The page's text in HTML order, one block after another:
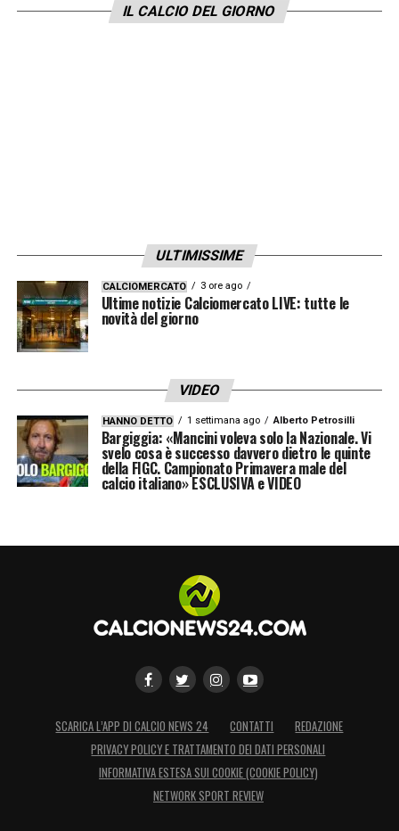
LA PLAYLIST DELLE NOSTRE TOP NEWS
IL CALCIO DEL GIORNO
ULTIMISSIME
CALCIOMERCATO 3 ore ago
Ultime notizie Calciomercato LIVE: tutte le
novità del giorno
VIDEO
HANNO DETTO 1 settimana ago Alberto Petrosilli
Bargiggia: «Mancini voleva solo la Nazionale. Vi
svelo cosa è successo davvero dietro le quinte
della FIGC. Campionato Primavera male del
calcio italiano» ESCLUSIVA e VIDEO
SCARICA L’APP DI CALCIO NEWS 24 CONTATTI
REDAZIONE
PRIVACY POLICY E TRATTAMENTO DEI DATI PERSONALI
INFORMATIVA ESTESA SUI COOKIE (COOKIE POLICY)
NETWORK SPORT REVIEW